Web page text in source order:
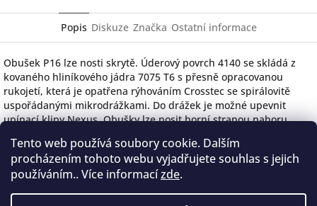
Tento web používá soubory cookie. Dalším
procházením tohoto webu vyjadřujete souhlas s jejich
používáním.. Více informacízde.
Popis Diskuze Značka Ostatní informace
Obušek P16 lze nosti skrytě. Úderový povrch 4140 se skládá z
kovaného hliníkového jádra 7075 T6 s přesně opracovanou
rukojetí, která je opatřena rýhováním Crosstec se spirálovitě
uspořádanými mikrodrážkami. Do drážek je možné upevnit
upínací klipy Nexus. Obušky lze nosit horní stranou nahoru
vztahu k rukojeti tak, aby obušek byl lépe skrytý, nebo naopak,
aby bylo možné jej rychle vytáhnout. Bez ohledu na druh
činnosti se tyto obušky snadno nosí a jsou rychle připraveny k
případnému použití. Tento obušek je Vaším věrným společníkem